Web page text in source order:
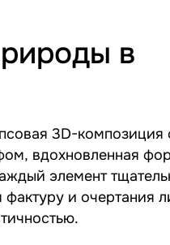
в
3D-композиция
вдохновленная
элемент
и очертания